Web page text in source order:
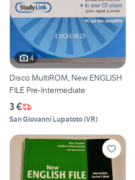
4
Disco MultiROM, New ENGLISH
FILE Pre-Intermediate
3 €
San Giovanni Lupatoto(VR)